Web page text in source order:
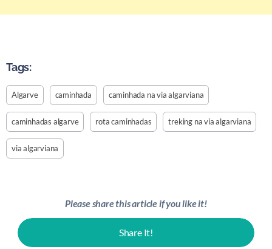
Tags:
Algarve caminhada caminhada na via algarviana
caminhadas algarve rota caminhadas treking na via algarviana
via algarviana
Please share this article if you like it!
Share It!